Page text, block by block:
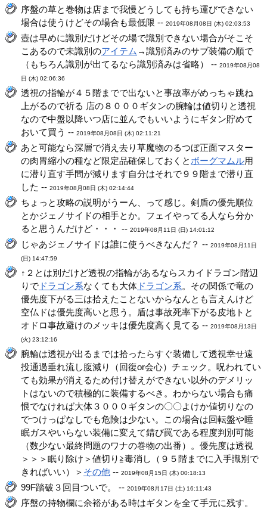
序盤の草と巻物は店まで我慢どうしても持ち運びできない
場合は使うけどその場合も最低限 --2019年08月08日 (木) 02:03:53
壺は早めに識別だけどその場で識別できない場合がそこそ
こあるので未識別のアイテム →識別済みのサブ装備の順で
（もちろん識別が出てるなら識別済みは省略） --2019年08月08
日 (木) 02:06:36
透視の指輪が４５階までで出ないと事故率がめっちゃ跳ね
上がるので祈る 店の８０００ギタンの腕輪は値切りと透視
なので中盤以降いつ店に並んでもいいようにギタン貯めて
おいて買う --2019年08月08日 (木) 02:11:21
あと可能なら深層で消え去り草魔物のるつぼ正面マスター
の肉胃縮小の種など限定品確保しておくと ボーグマムル用
に潜り直す手間が減ります自分はそれで９９階まで潜り直
した --2019年08月08日 (木) 02:14:44
ちょっと攻略の説明がうーん、って感じ。剣盾の優先順位
とかジェノサイドの相手とか。フェイやってる人なら分か
ると思うんだけど・・・ --2019年08月11日 (日) 14:01:12
じゃあジェノサイドは誰に使うべきなんだ？ --2019年08月11日
(日) 14:47:59
↑２とは別だけど透視の指輪があるならスカイドラゴン階辺
りで ドラゴン系なくても大体 ドラゴン系。その関係で竜の
優先度下がる三は拾えたことないからなんとも言えんけど
空仏ドは優先度高いと思う。盾は事故死率下がる皮地トと
オドロ事故避けのメッキは優先度高く見てる --2019年08月13日
(火) 23:12:16
腕輪は透視が出るまでは拾ったらすぐ装備して透視幸せ遠
投通過垂れ流し腹減り（回復or会心）チェック。呪われてい
ても効果が消えるため付け替えができない以外のデメリッ
トはないので積極的に装備するべき。わからない場合も痛
恨でなければ大体３０００ギタンの〇〇よけか値切りなの
でつけっぱなしでも危険は少ない。この場合は回転盤や睡
眠ガスやいらない装備に変えて錆び罠である程度判別可能
（数少ない最終問題のワナの巻物の出番）。優先度は透視
＞＞＞眠り除け＞値切り≧毒消し（９５階までに入手識別で
きればいい）＞ その他 --2019年08月15日 (木) 00:18:13
99F踏破３回目ついで。 --2019年08月17日 (土) 16:11:43
序盤の持物欄に余裕がある時はギタンを全て手元に残す。